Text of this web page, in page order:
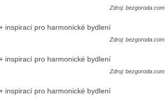
Zdroj: bezgoroda.com
Zdroj: bezgoroda.com
Zdroj: bezgoroda.com